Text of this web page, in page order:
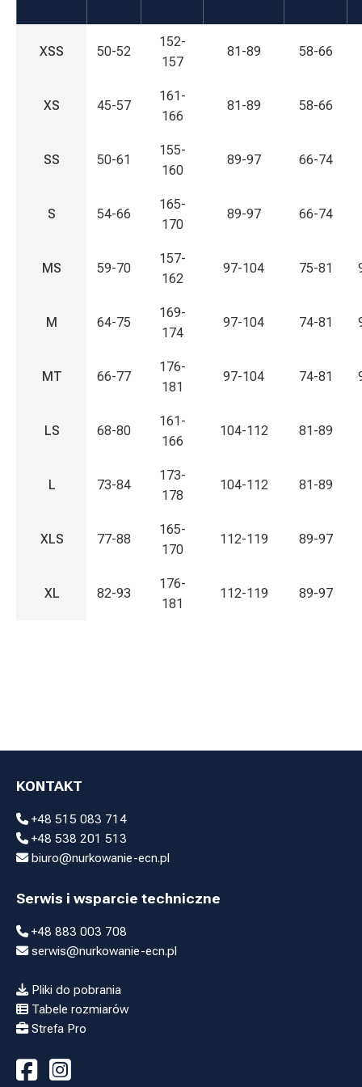
XSS 50-52
152-
157
81-89 58-66
XS 45-57
161-
166
81-89 58-66
SS 50-61
155-
160
89-97 66-74
S 54-66
165-
170
89-97 66-74
MS 59-70
157-
162
97-104 75-81
M 64-75
169-
174
97-104 74-81
MT 66-77
176-
181
97-104 74-81
LS 68-80
161-
166
104-112 81-89
L 73-84
173-
178
104-112 81-89
XLS 77-88
165-
170
112-119 89-97
XL 82-93
176-
181
112-119 89-97
KONTAKT
+48 515 083 714
+48 538 201 513
biuro@nurkowanie-ecn.pl
Serwis i wsparcie techniczne
+48 883 003 708
serwis@nurkowanie-ecn.pl
Pliki do pobrania
Tabele rozmiarów
Strefa Pro